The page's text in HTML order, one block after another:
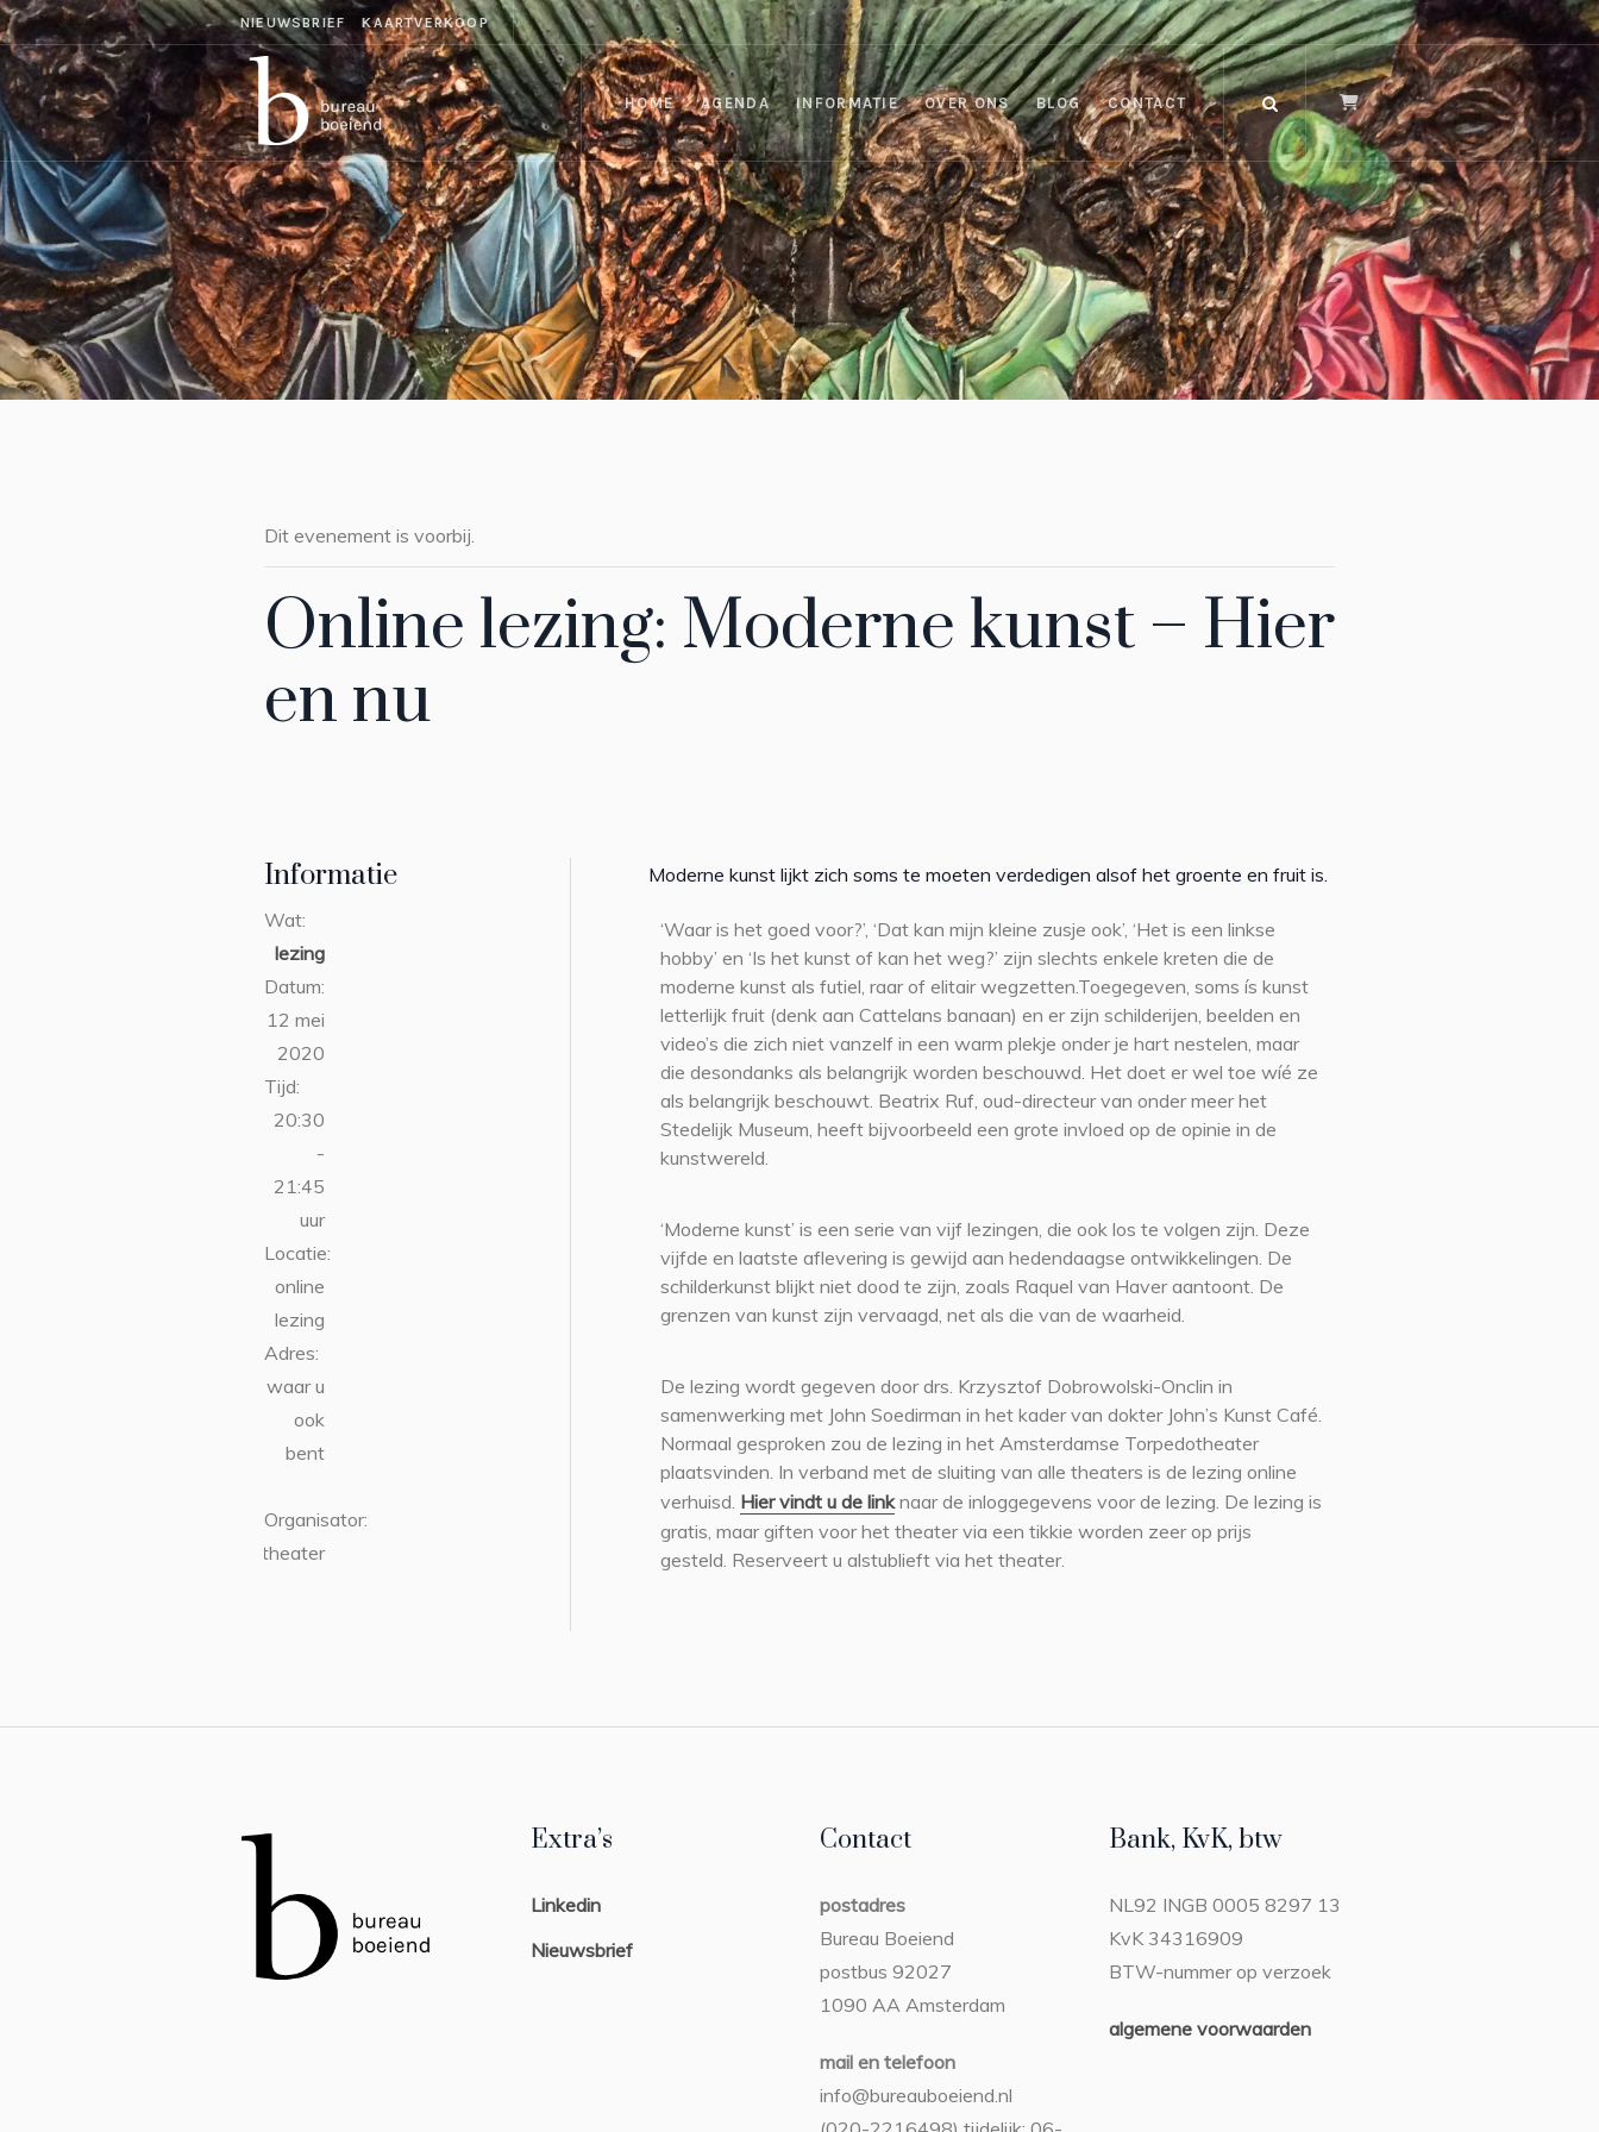
NIEUWSBRIEF KAARTVERKOOP
HOME AGENDA INFORMATIE OVER ONS BLOG CONTACT
Dit evenement is voorbij.
Online lezing: Moderne kunst – Hier
en nu
Informatie
Wat:
lezing
Datum:
12 mei
2020
Tijd:
20:30
-
21:45
uur
Locatie:
online
lezing
Adres:
waar u
ook
bent
Organisator:
Torpedotheater
Moderne kunst lijkt zich soms te moeten verdedigen alsof het groente en fruit is.
‘Waar is het goed voor?’, ‘Dat kan mijn kleine zusje ook’, ‘Het is een linkse
hobby’ en ‘Is het kunst of kan het weg?’ zijn slechts enkele kreten die de
moderne kunst als futiel, raar of elitair wegzetten.Toegegeven, soms ís kunst
letterlijk fruit (denk aan Cattelans banaan) en er zijn schilderijen, beelden en
video’s die zich niet vanzelf in een warm plekje onder je hart nestelen, maar
die desondanks als belangrijk worden beschouwd. Het doet er wel toe wíé ze
als belangrijk beschouwt. Beatrix Ruf, oud-directeur van onder meer het
Stedelijk Museum, heeft bijvoorbeeld een grote invloed op de opinie in de
kunstwereld.
‘Moderne kunst’ is een serie van vijf lezingen, die ook los te volgen zijn. Deze
vijfde en laatste aflevering is gewijd aan hedendaagse ontwikkelingen. De
schilderkunst blijkt niet dood te zijn, zoals Raquel van Haver aantoont. De
grenzen van kunst zijn vervaagd, net als die van de waarheid.
De lezing wordt gegeven door drs. Krzysztof Dobrowolski-Onclin in
samenwerking met John Soedirman in het kader van dokter John’s Kunst Café.
Normaal gesproken zou de lezing in het Amsterdamse Torpedotheater
plaatsvinden. In verband met de sluiting van alle theaters is de lezing online
verhuisd. Hier vindt u de linknaar de inloggegevens voor de lezing. De lezing is
gratis, maar giften voor het theater via een tikkie worden zeer op prijs
gesteld. Reserveert u alstublieft via het theater.
Extra’s
Linkedin
Nieuwsbrief
Contact
postadres
Bureau Boeiend
postbus 92027
1090 AA Amsterdam
mail en telefoon
info@bureauboeiend.nl
Bank, KvK, btw
NL92 INGB 0005 8297 13
KvK 34316909
BTW-nummer op verzoek
algemene voorwaarden